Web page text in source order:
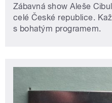
Zábavná show Aleše
celé České republice.
s bohatým programem.